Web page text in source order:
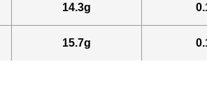
14.3g
15.7g